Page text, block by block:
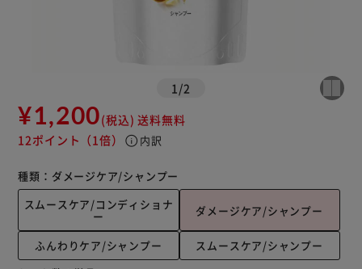
1 /2
¥1,200(税込) 送料無料
12ポイント （1倍） info 内訳
種類： ダメージケア/シャンプー
スムースケア/コンディショナ
ー ダメージケア/シャンプー
ふんわりケア/シャンプー
スムースケア/シャンプー